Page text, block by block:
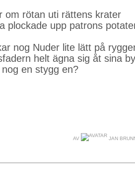
om rötan uti rättens krater
plockade upp patrons
nog Nuder lite lätt på
helt ägna sig åt sina
en stygg en?
AV JAN